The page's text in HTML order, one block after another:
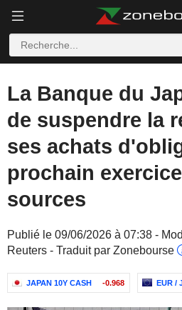
La Banque du
de suspendre la
ses achats
prochain
sources
Publié le 09/06/2026 à 07:38 -
Reuters - Traduit par Zonebourse
JAPAN 10Y CASH -0.968 EUR /